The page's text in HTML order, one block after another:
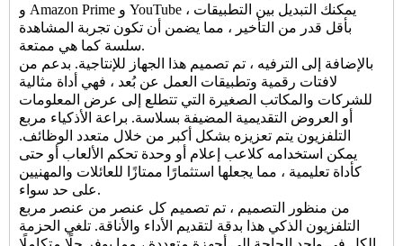
و Amazon Prime و YouTube ، يمكنك التبديل بين التطبيقات
بأقل قدر من التأخير ، مما يضمن أن تكون تجربة المشاهدة
سلسة كما هي ممتعة.
بالإضافة إلى الترفيه ، تم تصميم هذا الجهاز للإنتاجية. بدعم من
لافتات رقمية وتطبيقات العمل عن بُعد ، فهي أداة مثالية
للشركات والمكاتب الصغيرة التي تتطلع إلى عرض المعلومات
أو العروض التقديمية المضيفة بسلاسة. براعة الأذكياء مربع
التلفزيون يتم تعزيزه بشكل أكبر من خلال متعدد الوظائف.
يمكن استخدامه كلاعب إعلام أو وحدة تحكم الألعاب أو حتى
كأداة تعليمية ، مما يجعلها استثمارًا ممتازًا للعائلات والمهنيين
على حد سواء.
من منظور التصميم ، تم تصميم كل عنصر من عنصر مربع
التلفزيون الذكي هذا بدقة لتقديم الأداء والأناقة. تلغي الحزمة